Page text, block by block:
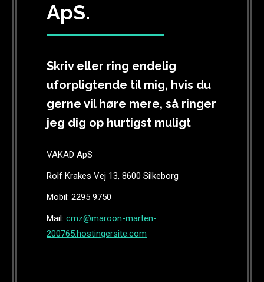
ApS.
Skriv eller ring endelig
uforpligtende til mig, hvis du
gerne vil høre mere, så ringer
jeg dig op hurtigst muligt
VAKAD ApS
Rolf Krakes Vej 13, 8600 Silkeborg
Mobil: 2295 9750
Mail: cmz@maroon-marten-
200765.hostingersite.com